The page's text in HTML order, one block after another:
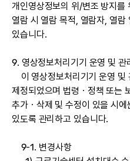
개인영상정보의 위/변조 방지를
열람 시 열람 목적, 열람자, 열람
있습니다.
9. 영상정보처리기기 운영 및 관
이 영상정보처리기기 운영 및
제정되었으며 법령ㆍ정책 또는
추가ㆍ삭제 및 수정이 있을 시
있도록 관리하고 있습니다.
9-1. 변경사항